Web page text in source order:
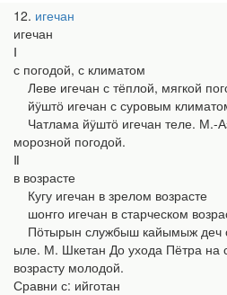
12 игечан
игечан
Ⅰ
с погодой, с климатом
Леве игечан с тёплой, мягкой
йӱштӧ игечан с суровым
Чатлама йӱштӧ игечан теле. М.-
морозной погодой.
Ⅱ
в возрасте
Кугу игечан в зрелом возрасте
шоҥго игечан в старческом
Пӧтырын службыш кайымыж деч
ыле. М. Шкетан До ухода Пётра на
возрасту молодой.
Сравни с: ийготан